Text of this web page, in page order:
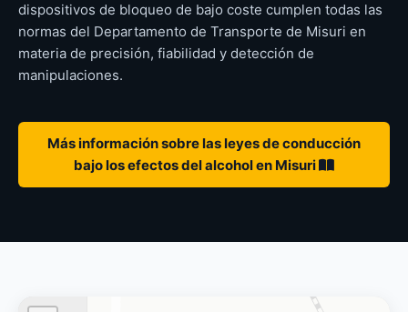
dispositivos de bloqueo de bajo coste cumplen todas las
normas del Departamento de Transporte de Misuri en
materia de precisión, fiabilidad y detección de
manipulaciones.
Más información sobre las leyes de conducción
bajo los efectos del alcohol en Misuri